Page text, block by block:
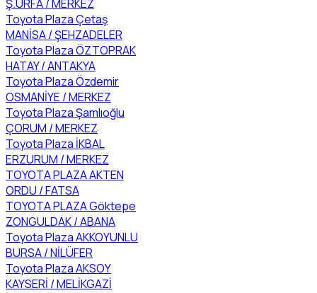
Ş.URFA / MERKEZ
Toyota Plaza Çetaş
MANİSA / ŞEHZADELER
Toyota Plaza ÖZTOPRAK
HATAY / ANTAKYA
Toyota Plaza Özdemir
OSMANİYE / MERKEZ
Toyota Plaza Şamlıoğlu
ÇORUM / MERKEZ
Toyota Plaza İKBAL
ERZURUM / MERKEZ
TOYOTA PLAZA AKTEN
ORDU / FATSA
TOYOTA PLAZA Göktepe
ZONGULDAK / ABANA
Toyota Plaza AKKOYUNLU
BURSA / NİLÜFER
Toyota Plaza AKSOY
KAYSERİ / MELİKGAZİ